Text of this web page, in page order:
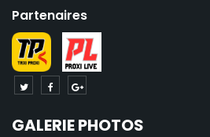
Partenaires
GALERIE PHOTOS